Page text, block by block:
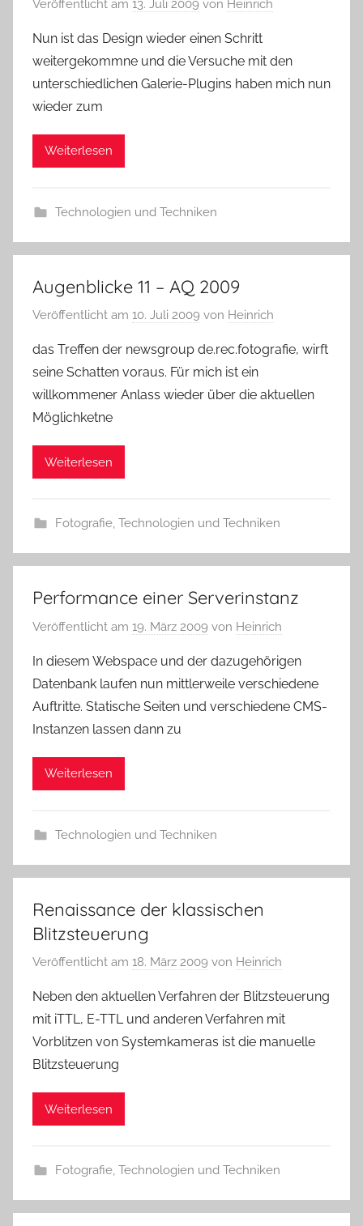
Veröffentlicht am 13. Juli 2009 von Heinrich
Nun ist das Design wieder einen Schritt
weitergekommne und die Versuche mit den
unterschiedlichen Galerie-Plugins haben mich nun
wieder zum
Weiterlesen
Technologien und Techniken
Augenblicke 11 – AQ 2009
Veröffentlicht am 10. Juli 2009 von Heinrich
das Treffen der newsgroup de.rec.fotografie, wirft
seine Schatten voraus. Für mich ist ein
willkommener Anlass wieder über die aktuellen
Möglichketne
Weiterlesen
Fotografie, Technologien und Techniken
Performance einer Serverinstanz
Veröffentlicht am 19. März 2009 von Heinrich
In diesem Webspace und der dazugehörigen
Datenbank laufen nun mittlerweile verschiedene
Auftritte. Statische Seiten und verschiedene CMS-
Instanzen lassen dann zu
Weiterlesen
Technologien und Techniken
Renaissance der klassischen
Blitzsteuerung
Veröffentlicht am 18. März 2009 von Heinrich
Neben den aktuellen Verfahren der Blitzsteuerung
mit iTTL, E-TTL und anderen Verfahren mit
Vorblitzen von Systemkameras ist die manuelle
Blitzsteuerung
Weiterlesen
Fotografie, Technologien und Techniken